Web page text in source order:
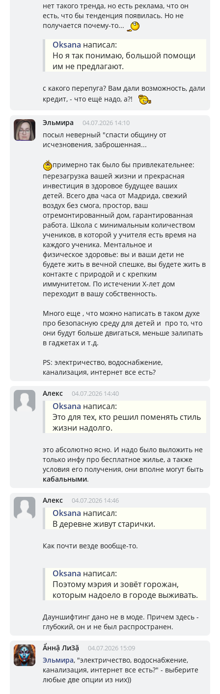
нет такого тренда, но есть реклама, что он
есть, что бы тенденция появилась. Но не
получается почему-то...
Oksana написал:
Но я так понимаю, большой помощи
им не предлагают.
с какого перепуга? Вам дали возможность, дали
кредит, - что ещё надо, а?!
Эльмира 04.07.2026 14:10
посыл неверный "спасти общину от
исчезновения, заброшенная...
примерно так было бы привлекательнее:
перезагрузка вашей жизни и прекрасная
инвестиция в здоровое будущее ваших
детей. Всего два часа от Мадрида, свежий
воздух без смога, простор, ваш
отремонтированный дом, гарантированная
работа. Школа с минимальным количеством
учеников, в которой у учителя есть время на
каждого ученика. Ментальное и
физическое здоровье: вы и ваши дети не
будете жить в вечной спешке, вы будете жить в
контакте с природой и с крепким
иммунитетом. По истечении X-лет дом
переходит в вашу собственность.
Много еще , что можно написать в таком духе
про безопасную среду для детей и про то, что
они будут больше двигаться, меньше залипать
в гаджетах и т.д.
PS: электричество, водоснабжение,
канализация, интернет все есть?
Алекс 04.07.2026 14:40
Oksana написал:
Это для тех, кто решил поменять стиль
жизни надолго.
это абсолютно ясно. И надо было выложить не
только инфу про бесплатное жилье, а также
условия его получения, они вполне могут быть
кабальными.
Алекс 04.07.2026 14:46
Oksana написал:
В деревне живут старички.
Как почти везде вообще-то.
Oksana написал:
Поэтому мэрия и зовёт горожан,
которым надоело в городе выживать.
Дауншифтинг дано не в моде. Причем здесь -
глубокий, он и не был распространен.
Ẩннậ Ли3ặ 04.07.2026 15:09
Эльмира, "электричество, водоснабжение,
канализация, интернет все есть?" - выберите
любые две опции из них))